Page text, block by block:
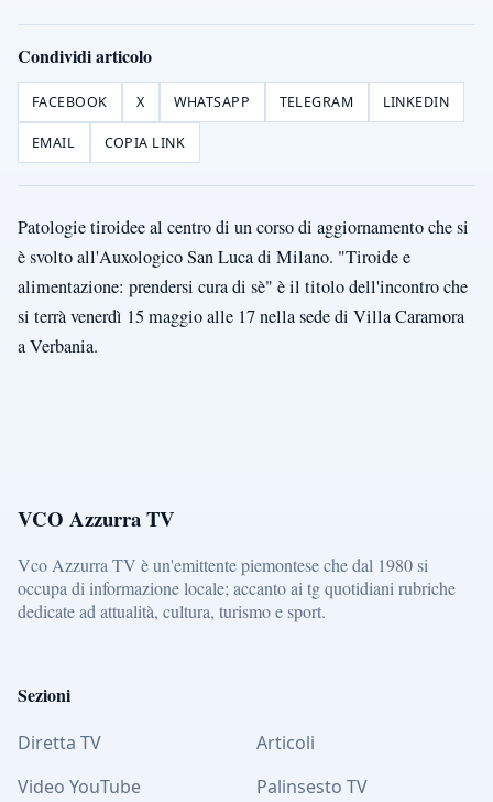
Condividi articolo
FACEBOOK X WHATSAPP TELEGRAM LINKEDIN
EMAIL COPIA LINK
Patologie tiroidee al centro di un corso di aggiornamento che si
è svolto all'Auxologico San Luca di Milano. "Tiroide e
alimentazione: prendersi cura di sè" è il titolo dell'incontro che
si terrà venerdì 15 maggio alle 17 nella sede di Villa Caramora
a Verbania.
VCO Azzurra TV
Vco Azzurra TV è un'emittente piemontese che dal 1980 si
occupa di informazione locale; accanto ai tg quotidiani rubriche
dedicate ad attualità, cultura, turismo e sport.
Sezioni
Diretta TV
Articoli
Video YouTube
Palinsesto TV